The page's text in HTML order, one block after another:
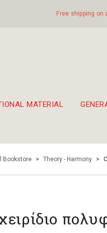
Free shipping on
MATERIAL
Bookstore > Theory - Harmony >